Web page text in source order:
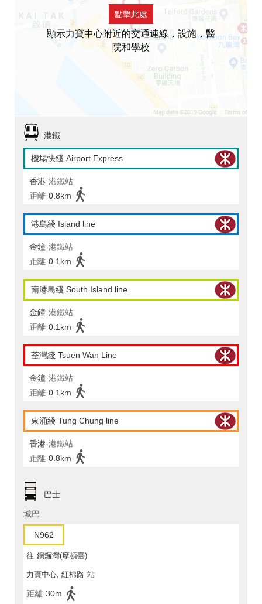
點擊此處
顯示力寶中心附近的交通連線，設施，醫
院和學校
港鐵
機場快綫 Airport Express
香港 港鐵站
距離 0.8km
港島綫 Island line
金鐘 港鐵站
距離 0.1km
南港島綫 South Island line
金鐘 港鐵站
距離 0.1km
荃灣綫 Tsuen Wan Line
金鐘 港鐵站
距離 0.1km
東涌綫 Tung Chung line
香港 港鐵站
距離 0.8km
巴士
城巴
N962
往 銅鑼灣(摩頓臺)
力寶中心, 紅棉路 站
距離 30m